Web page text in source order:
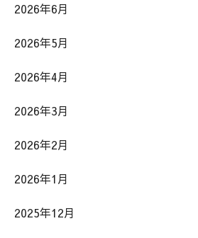
2026年6月
2026年5月
2026年4月
2026年3月
2026年2月
2026年1月
2025年12月